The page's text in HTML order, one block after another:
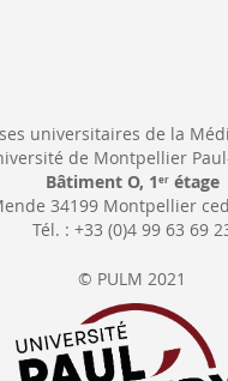
universitaires de la
de Montpellier
Bâtiment O, 1 erétage
34199 Montpellier
Tél. : +33 (0)4 99 63 69
© PULM 2021